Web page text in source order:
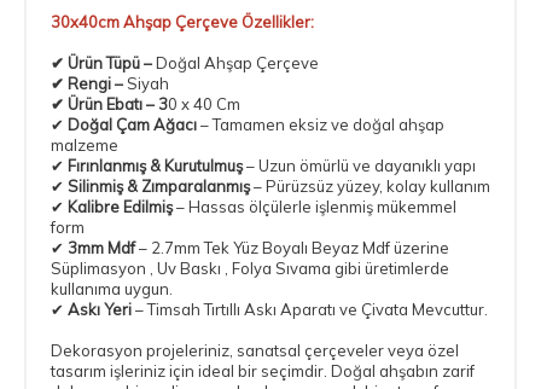
30x40cm Ahşap Çerçeve Özellikler:
✔ Ürün Tüpü–Doğal Ahşap Çerçeve
✔ Rengi– Siyah
✔ Ürün Ebatı– 30 x 40 Cm
✔ Doğal Çam Ağacı– Tamamen eksiz ve doğal ahşap
malzeme
✔ Fırınlanmış & Kurutulmuş– Uzun ömürlü ve dayanıklı yapı
✔ Silinmiş & Zımparalanmış– Pürüzsüz yüzey, kolay kullanım
✔ Kalibre Edilmiş– Hassas ölçülerle işlenmiş mükemmel
form
✔ 3mm Mdf– 2.7mm Tek Yüz Boyalı Beyaz Mdfüzerine
Süplimasyon , Uv Baskı , Folya Sıvama gibi üretimlerde
kullanıma uygun.
✔ Askı Yeri–Timsah Tırtıllı Askı Aparatı ve Çivata Mevcuttur.
Dekorasyon projeleriniz, sanatsal çerçeveler veya özel
tasarım işleriniz için ideal bir seçimdir. Doğal ahşabın zarif